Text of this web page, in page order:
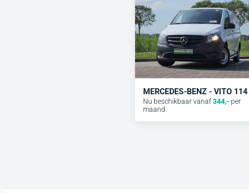
MERCEDES-BENZ - VITO 114
Nu beschikbaar vanaf 344,- per
maand